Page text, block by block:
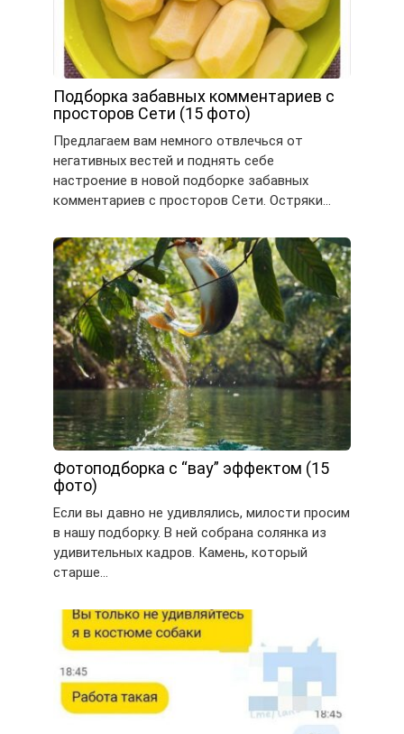
Подборка забавных комментариев с
просторов Сети (15 фото)
Предлагаем вам немного отвлечься от
негативных вестей и поднять себе
настроение в новой подборке забавных
комментариев с просторов Сети. Остряки…
Фотоподборка с “вау” эффектом (15
фото)
Если вы давно не удивлялись, милости просим
в нашу подборку. В ней собрана солянка из
удивительных кадров. Камень, который
старше…